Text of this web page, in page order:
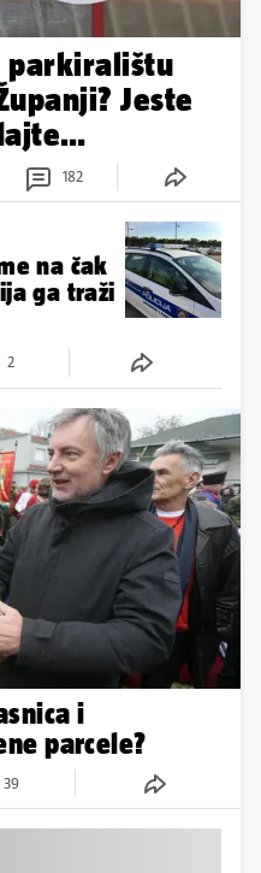
parkiralištu
Jeste
182
na čak
ga traži
2
i
parcele?
39